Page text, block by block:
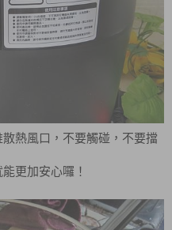
熱風口，不要觸碰，不要擋
更加安心囉！